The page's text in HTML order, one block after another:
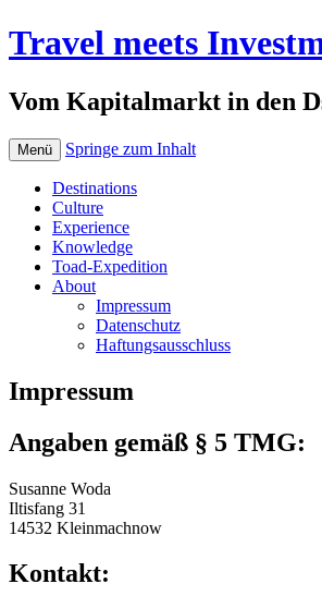
Travel meets
Vom Kapitalmarkt in den
Menü Springe zum Inhalt
Destinations
Culture
Experience
Knowledge
Toad-Expedition
About
Impressum
Datenschutz
Haftungsausschluss
Impressum
Angaben gemäß § 5 TMG:
Susanne Woda
Iltisfang 31
14532 Kleinmachnow
Kontakt: